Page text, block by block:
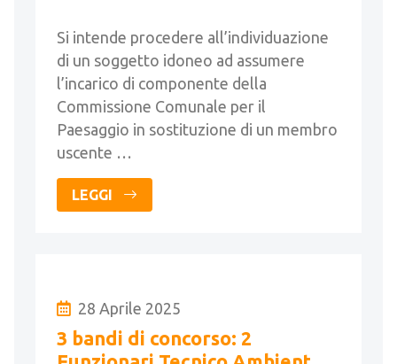
per il paesaggio
Si intende procedere all’individuazione
di un soggetto idoneo ad assumere
l’incarico di componente della
Commissione Comunale per il
Paesaggio in sostituzione di un membro
uscente …
LEGGI
28 Aprile 2025
3 bandi di concorso: 2